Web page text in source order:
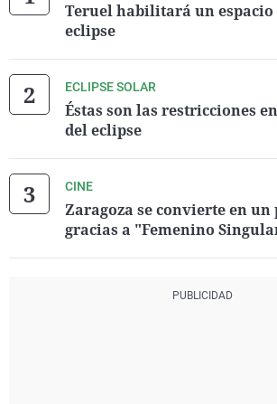
Teruel habilitará un
eclipse
ECLIPSE SOLAR
Éstas son las restricciones
del eclipse
CINE
Zaragoza se convierte en un
gracias a "Femenino